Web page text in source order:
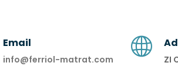
Email
info@ferriol-matrat.com ZI